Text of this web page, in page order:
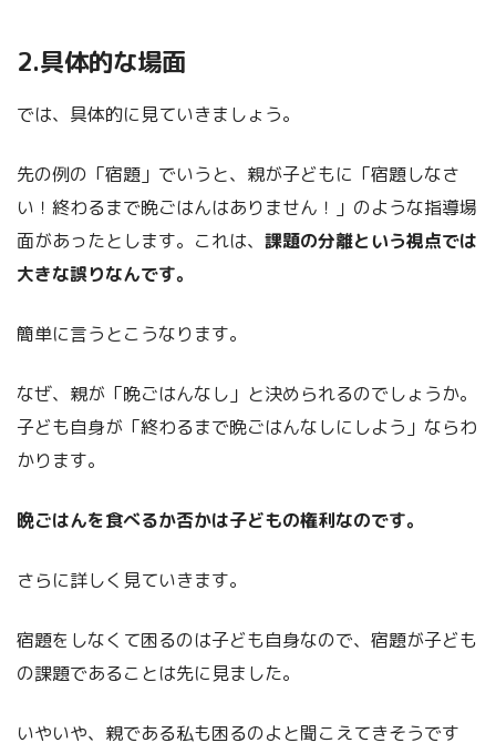
2.具体的な場面
では、具体的に見ていきましょう。
先の例の「宿題」でいうと、親が子どもに「宿題しなさ
い！終わるまで晩ごはんはありません！」のような指導場
面があったとします。これは、 課題の分離という視点では
大きな誤りなんです。
簡単に言うとこうなります。
なぜ、親が「晩ごはんなし」と決められるのでしょうか。
子ども自身が「終わるまで晩ごはんなしにしよう」ならわ
かります。
晩ごはんを食べるか否かは子どもの権利なのです。
さらに詳しく見ていきます。
宿題をしなくて困るのは子ども自身なので、宿題が子ども
の課題であることは先に見ました。
いやいや、親である私も困るのよと聞こえてきそうです